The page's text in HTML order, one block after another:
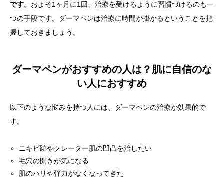
です。 およそ1ヶ月に1回、治療を受けるように習慣づけるのも一
つの手段です。ダーマペンは治療に時間が掛かるということを把
握しておきましょう。
ダーマペンがおすすめの人は？肌に自信のな
い人におすすめ
以下のような悩みを持つ人には、ダーマペンの治療が効果的で
す。
ニキビ跡やクレーター肌の凹凸を治したい
毛穴の開きが気になる
肌のハリや弾力がなくなってきた